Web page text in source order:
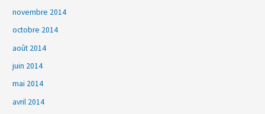
novembre 2014
octobre 2014
août 2014
juin 2014
mai 2014
avril 2014